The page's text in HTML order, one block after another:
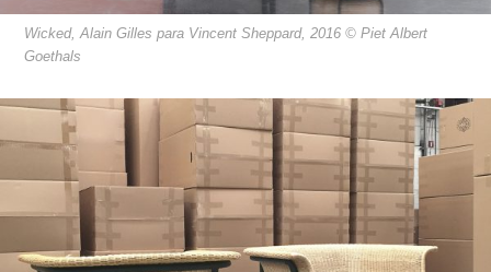
Wicked, Alain Gilles para Vincent Sheppard, 2016 © Piet Albert
Goethals